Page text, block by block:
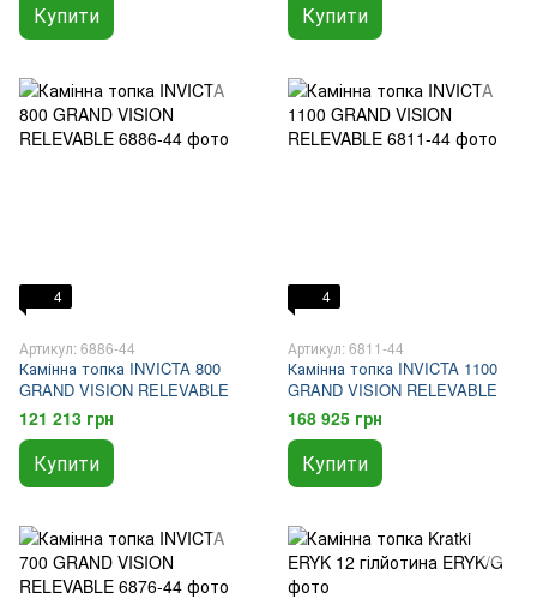
Купити Купити
4
Артикул: 6886-44
Камінна топка INVICTA 800
GRAND VISION RELEVABLE
121 213 грн
Купити
4
Артикул: 6811-44
Камінна топка INVICTA 1100
GRAND VISION RELEVABLE
168 925 грн
Купити